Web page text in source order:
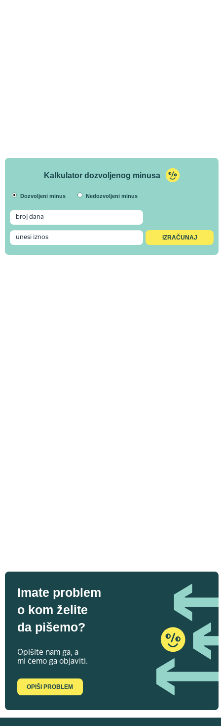
Kalkulator dozvoljenog minusa
Dozvoljeni minus Nedozvoljeni minus
Imate problem
o kom želite
da pišemo?
Opišite nam ga, a
mi ćemo ga objaviti.
OPIŠI PROBLEM